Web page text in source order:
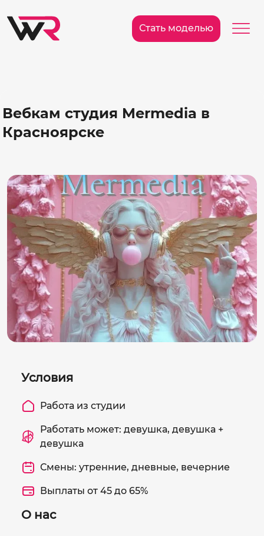
Стать моделью
Вебкам студия Mermedia в
Красноярске
Условия
Работа из студии
Работать может: девушка, девушка +
девушка
Смены: утренние, дневные, вечерние
Выплаты от 45 до 65%
О нас